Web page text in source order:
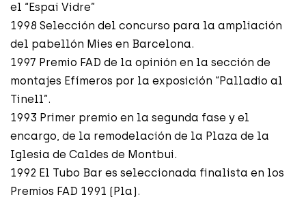
el “Espai Vidre”
1998 Selección del concurso para la ampliación
del pabellón Mies en Barcelona.
1997 Premio FAD de la opinión en la sección de
montajes Efímeros por la exposición “Palladio al
Tinell”.
1993 Primer premio en la segunda fase y el
encargo, de la remodelación de la Plaza de la
Iglesia de Caldes de Montbui.
1992 El Tubo Bar es seleccionada finalista en los
Premios FAD 1991 (Pla).